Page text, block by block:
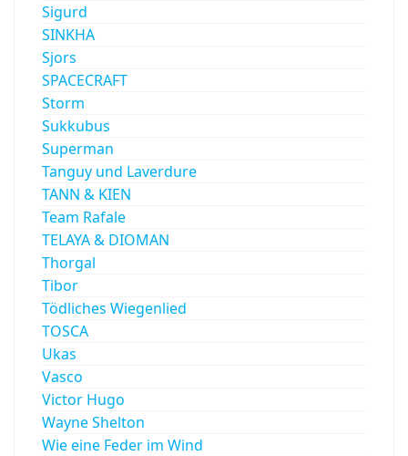
Sigurd
SINKHA
Sjors
SPACECRAFT
Storm
Sukkubus
Superman
Tanguy und Laverdure
TANN & KIEN
Team Rafale
TELAYA & DIOMAN
Thorgal
Tibor
Tödliches Wiegenlied
TOSCA
Ukas
Vasco
Victor Hugo
Wayne Shelton
Wie eine Feder im Wind